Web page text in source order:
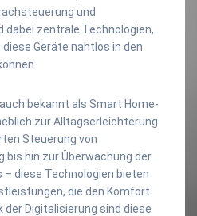
und
dabei zentrale Technologien,
Geräte nahtlos in den
bekannt als Smart Home-
zur Alltagserleichterung
Steuerung von
bis hin zur Überwachung der
diese Technologien bieten
die den Komfort
der Digitalisierung sind diese